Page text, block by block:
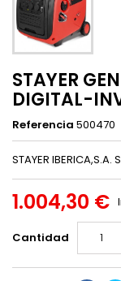
STAYER
DIGITAL-
Referencia 500470
STAYER IBERICA,S.A.
1.004,30 €
Cantidad